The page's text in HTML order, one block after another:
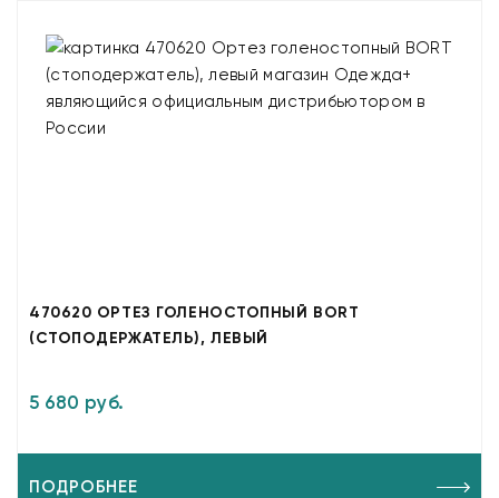
470620 ОРТЕЗ ГОЛЕНОСТОПНЫЙ BORT
(СТОПОДЕРЖАТЕЛЬ), ЛЕВЫЙ
5 680 руб.
ПОДРОБНЕЕ